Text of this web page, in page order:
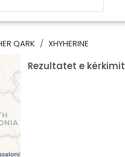
QARK XHYHERINE
Rezultatet e kërkimit